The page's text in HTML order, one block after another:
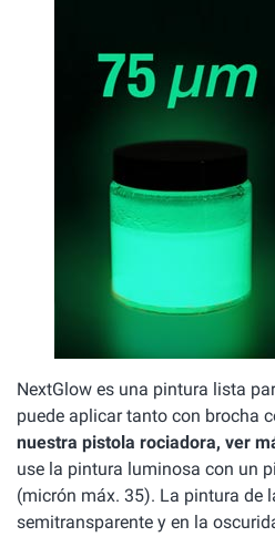
NextGlow es una pintura lista
puede aplicar tanto con brocha
nuestra pistola rociadora, ver
use la pintura luminosa con un
(micrón máx. 35). La pintura de
semitransparente y en la